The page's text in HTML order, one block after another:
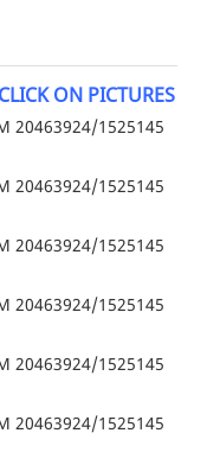
ON PICTURES